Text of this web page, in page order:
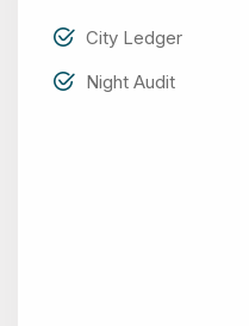
City Ledger
Night Audit